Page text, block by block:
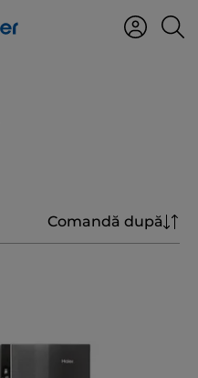
Comandă după